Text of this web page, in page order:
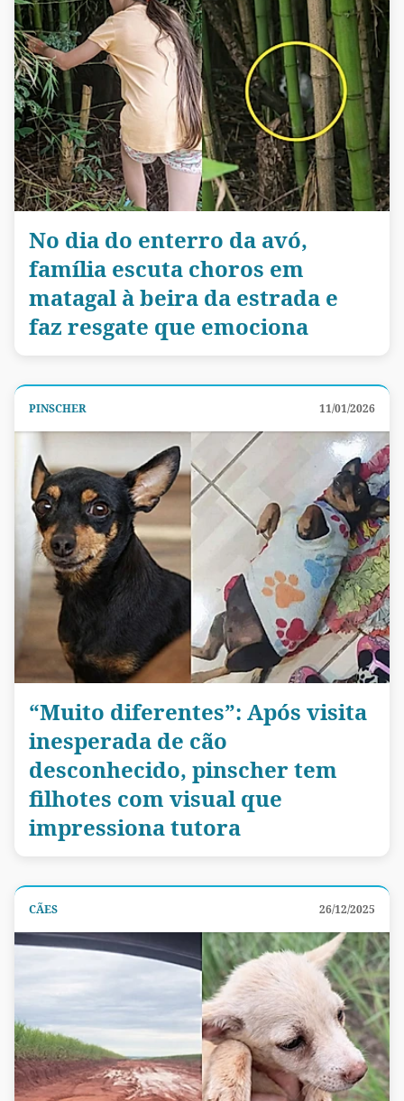
No dia do enterro da avó,
família escuta choros em
matagal à beira da estrada e
faz resgate que emociona
PINSCHER 11/01/2026
“Muito diferentes”: Após visita
inesperada de cão
desconhecido, pinscher tem
filhotes com visual que
impressiona tutora
CÃES 26/12/2025